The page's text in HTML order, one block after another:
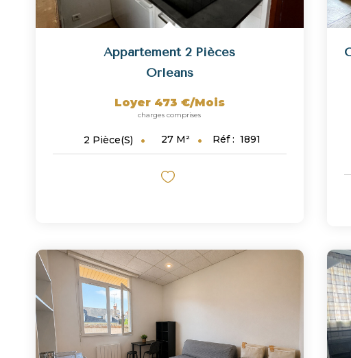
Appartement 2 Pièces
Orleans
Loyer 473 €/mois
charges comprises
2 Pièce(s) 27 M² Réf : 1891